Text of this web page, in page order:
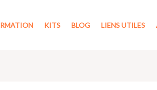
KITS BLOG LIENS UTILES